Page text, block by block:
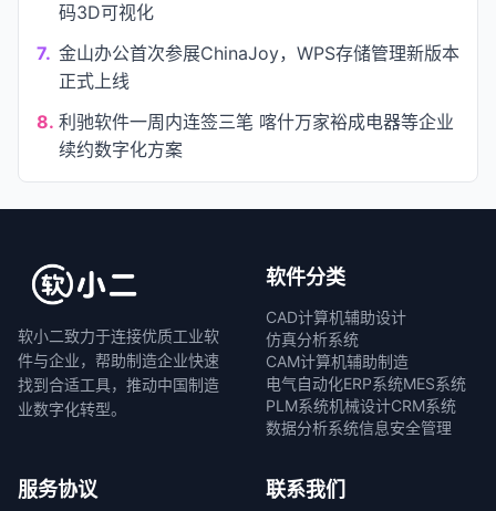
码3D可视化
7. 金山办公首次参展ChinaJoy，WPS存储管理新版本
正式上线
8. 利驰软件一周内连签三笔 喀什万家裕成电器等企业
续约数字化方案
软小二致力于连接优质工业软
件与企业，帮助制造企业快速
找到合适工具，推动中国制造
业数字化转型。
软件分类
CAD计算机辅助设计
仿真分析系统
CAM计算机辅助制造
电气自动化ERP系统MES系统
PLM系统机械设计CRM系统
数据分析系统信息安全管理
服务协议 联系我们